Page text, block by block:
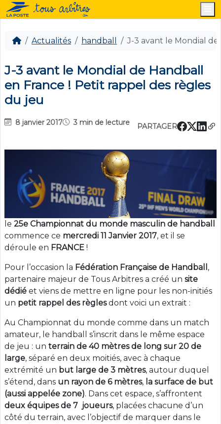
Actualités handball J-3 avant le Mondial
J-3 avant le Mondial de Handball
en France ! Petit rappel des règles
du jeu
8 janvier 2017 3 min de lecture PARTAGER
le 25e Championnat du monde masculin de handball
commence ce mercredi 11 Janvier 2017, et il se
déroule en FRANCE !
Pour l’occasion la Fédération Française de Handball ,
partenaire majeur de Tous Arbitres a créé un site
dédié et viens de mettre en ligne pour les non-initiés
un petit rappel des règlesdont voici un extrait :
Au Championnat du monde comme dans un match
amateur, le handball s’inscrit dans le même espace
de jeu : un terrain de 40 mètres de long sur 20 de
large, séparé en deux moitiés, avec à chaque
extrémité un but large de 3 mètres, autour duquel
s’étend, dans un rayon de 6 mètres, la surface de but
(aussi appelée zone). Dans cet espace, s’affrontent
deux équipes de 7 joueurs, placées chacune d’un
côté du terrain, avec l’objectif de marquer dans le